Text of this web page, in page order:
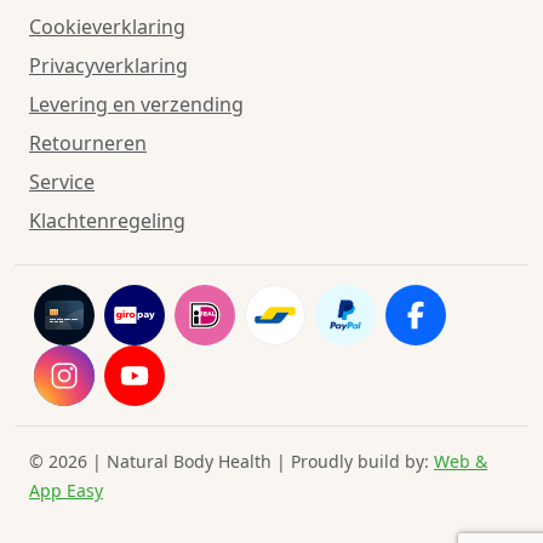
Cookieverklaring
Privacyverklaring
Levering en verzending
Retourneren
Service
Klachtenregeling
© 2026 | Natural Body Health | Proudly build by: Web &
App Easy